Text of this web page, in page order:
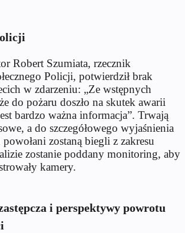
Robert Szumiata, rzecznik
Policji, potwierdził brak
w zdarzeniu: „Ze wstępnych
do pożaru doszło na skutek awarii
bardzo ważna informacja”. Trwają
a do szczegółowego wyjaśnienia
zostaną biegli z zakresu
zostanie poddany monitoring, aby
kamery.
i perspektywy powrotu